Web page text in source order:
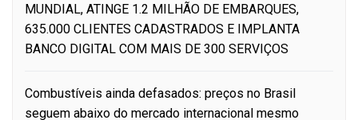
MUNDIAL, ATINGE 1.2 MILHÃO DE EMBARQUES,
635.000 CLIENTES CADASTRADOS E IMPLANTA
BANCO DIGITAL COM MAIS DE 300 SERVIÇOS
Combustíveis ainda defasados: preços no Brasil
seguem abaixo do mercado internacional mesmo